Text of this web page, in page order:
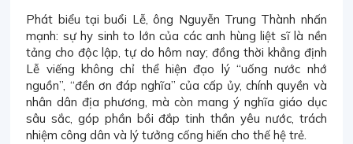
Phát biểu tại buổi Lễ, ông Nguyễn Trung Thành nhấn
mạnh: sự hy sinh to lớn của các anh hùng liệt sĩ là nền
tảng cho độc lập, tự do hôm nay; đồng thời khẳng định
Lễ viếng không chỉ thể hiện đạo lý “uống nước nhớ
nguồn”, “đền ơn đáp nghĩa” của cấp ủy, chính quyền và
nhân dân địa phương, mà còn mang ý nghĩa giáo dục
sâu sắc, góp phần bồi đắp tinh thần yêu nước, trách
nhiệm công dân và lý tưởng cống hiến cho thế hệ trẻ.